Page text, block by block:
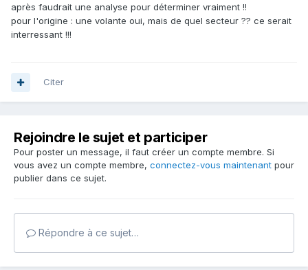
après faudrait une analyse pour déterminer vraiment !!
pour l'origine : une volante oui, mais de quel secteur ?? ce serait
interressant !!!
Citer
Rejoindre le sujet et participer
Pour poster un message, il faut créer un compte membre. Si
vous avez un compte membre, connectez-vous maintenant pour
publier dans ce sujet.
Répondre à ce sujet…